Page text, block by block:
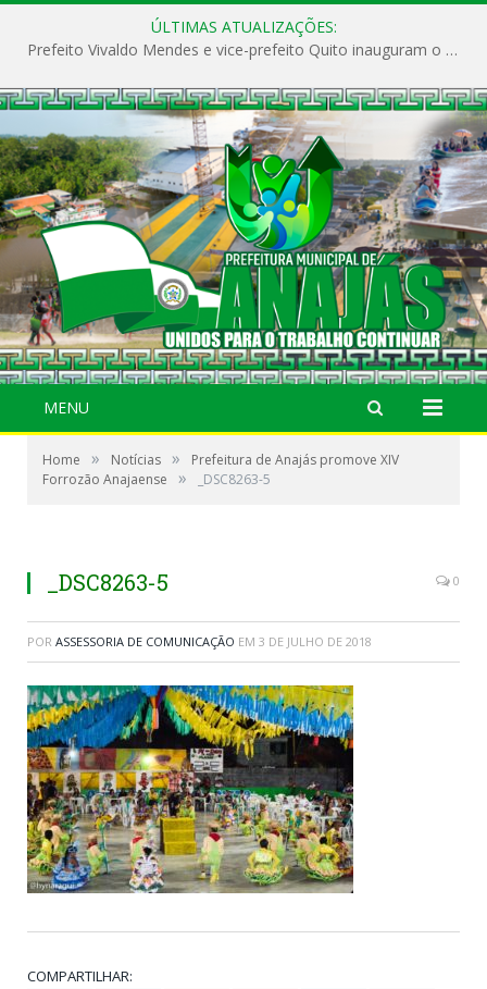
ÚLTIMAS ATUALIZAÇÕES:
Prefeito Vivaldo Mendes e vice-prefeito Quito inauguram o CAPS e fortalecem a saúde pública em Anajás.
MENU
Home » Notícias »
Prefeitura de Anajás promove XIV
Forrozão Anajaense
» _DSC8263-5
_DSC8263-5 0
POR ASSESSORIA DE COMUNICAÇÃO EM 3 DE JULHO DE 2018
COMPARTILHAR: